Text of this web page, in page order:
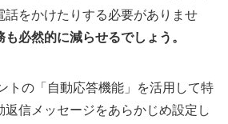
話をかけたりする必要がありませ
も必然的に減らせるでしょう。
トの「自動応答機能」を活用して特
返信メッセージをあらかじめ設定し